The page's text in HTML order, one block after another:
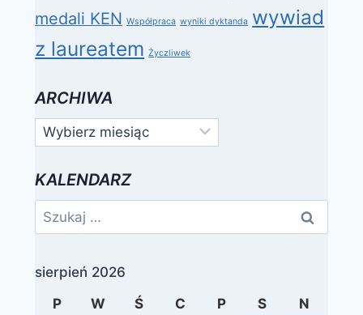
medali KEN Współpraca wyniki dyktanda wywiad
z laureatem Życzliwek
ARCHIWA
Archiwa
KALENDARZ
Szukaj:
sierpień 2026
P
W Ś C P S N